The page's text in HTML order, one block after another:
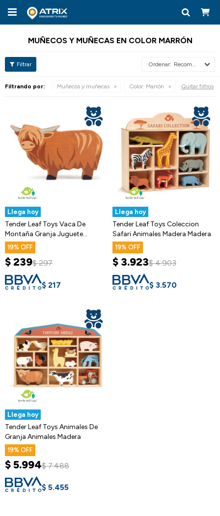

MUÑECOS Y MUÑECAS EN COLOR MARRÓN
Recomendados
Filtrando por: Muñecos y muñecas Color: Marrón Quitar filtros
Llega hoy
Tender Leaf Toys Vaca De
Montaña Granja Juguete
Madera Niños
19
$239$ 297
$ 217
Llega hoy
Tender Leaf Toys Coleccion
Safari Animales Madera Madera
19
$ 3.923$ 4.903
$ 3.570
Llega hoy
Tender Leaf Toys Animales De
Granja Animales Madera
19
$5.994$ 7.488
$ 5.455